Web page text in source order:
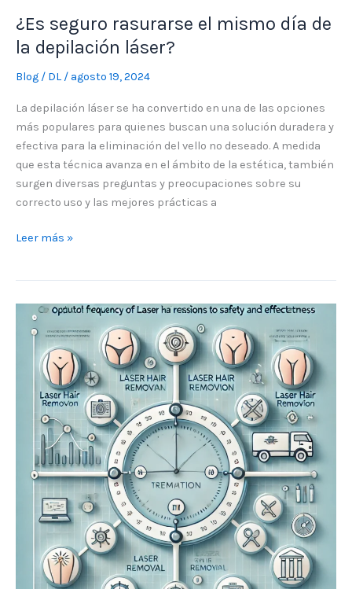
¿Es seguro rasurarse el mismo día de
la depilación láser?
Blog / DL / agosto 19, 2024
La depilación láser se ha convertido en una de las opciones
más populares para quienes buscan una solución duradera y
efectiva para la eliminación del vello no deseado. A medida
que esta técnica avanza en el ámbito de la estética, también
surgen diversas preguntas y preocupaciones sobre su
correcto uso y las mejores prácticas a
Leer más »
Frecuencia
recomendada
depilación
láser:
¿Cuántas
veces
mes
seguro?